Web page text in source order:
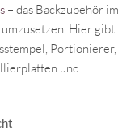
– das Backzubehör im
Hier gibt
Portionierer,
und